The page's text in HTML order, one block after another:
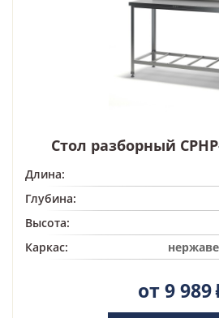
Стол разборный
Длина:
Глубина:
Высота:
Каркас:
от 9 989